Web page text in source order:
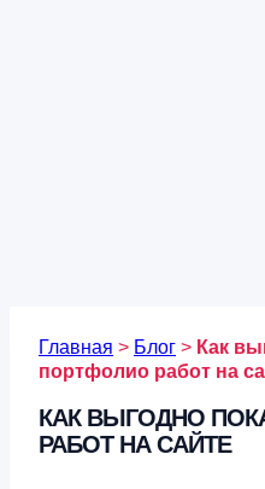
Главная > Блог > Как
портфолио работ на
КАК ВЫГОДНО
РАБОТ НА САЙТЕ